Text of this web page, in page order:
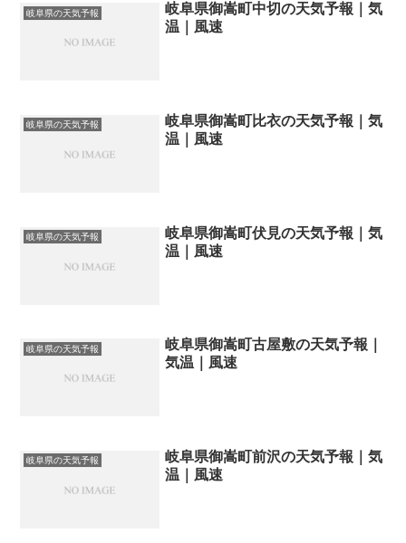
岐阜県の天気予報
岐阜県御嵩町中切の天気予報｜気
温｜風速
岐阜県の天気予報
岐阜県御嵩町比衣の天気予報｜気
温｜風速
岐阜県の天気予報
岐阜県御嵩町伏見の天気予報｜気
温｜風速
岐阜県の天気予報
岐阜県御嵩町古屋敷の天気予報｜
気温｜風速
岐阜県の天気予報
岐阜県御嵩町前沢の天気予報｜気
温｜風速